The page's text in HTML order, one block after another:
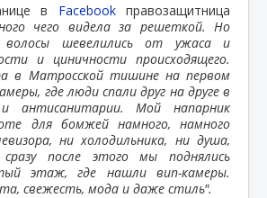
в Facebookправозащитница
чего видела за решеткой. Но
шевелились от ужаса и
и циничности происходящего.
в Матросской тишине на первом
где люди спали друг на друге в
антисанитарии. Мой напарник
для бомжей намного, намного
ни холодильника, ни душа,
после этого мы поднялись
этаж, где нашли вип-камеры.
свежесть, мода и даже стиль".